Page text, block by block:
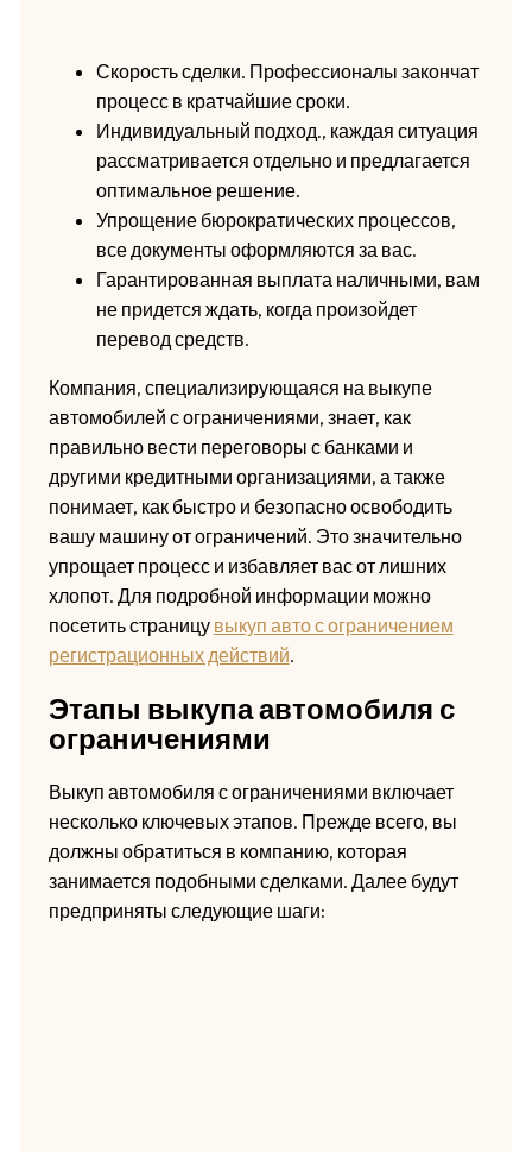
Скорость сделки. Профессионалы закончат
процесс в кратчайшие сроки.
Индивидуальный подход., каждая ситуация
рассматривается отдельно и предлагается
оптимальное решение.
Упрощение бюрократических процессов,
все документы оформляются за вас.
Гарантированная выплата наличными, вам
не придется ждать, когда произойдет
перевод средств.
Компания, специализирующаяся на выкупе
автомобилей с ограничениями, знает, как
правильно вести переговоры с банками и
другими кредитными организациями, а также
понимает, как быстро и безопасно освободить
вашу машину от ограничений. Это значительно
упрощает процесс и избавляет вас от лишних
хлопот. Для подробной информации можно
посетить страницу выкуп авто с ограничением
регистрационных действий.
Этапы выкупа автомобиля с
ограничениями
Выкуп автомобиля с ограничениями включает
несколько ключевых этапов. Прежде всего, вы
должны обратиться в компанию, которая
занимается подобными сделками. Далее будут
предприняты следующие шаги: